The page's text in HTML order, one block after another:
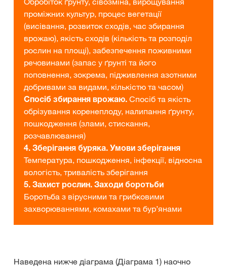
проміжних культур, процес вегетації
(висівання, розвиток сходів, час збирання
врожаю), якість сходів (кількість та розподіл
рослин на площі), забезпечення поживними
речовинами (запас у ґрунті та його
поповнення, зокрема, підживлення азотними
добривами за видами, кількістю та часом)
Спосіб збирання врожаю. Спосіб та якість
обрізування коренеплоду, налипання ґрунту,
пошкодження (злами, стискання,
розчавлювання)
4. Зберігання буряка. Умови зберігання
Температура, пошкодження, інфекції, відносна
вологість, тривалість зберігання
5. Захист рослин. Заходи боротьби
Боротьба з вірусними та грибковими
захворюваннями, комахами та бур’янами
Наведена нижче діаграма (Діаграма 1) наочно